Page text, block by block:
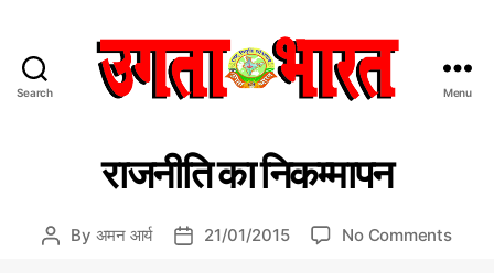
Search
ता
भा
त
Menu
राजनीति का निकम्मापन
P By अमन आर्य
P 21/01/2015 No Commentso